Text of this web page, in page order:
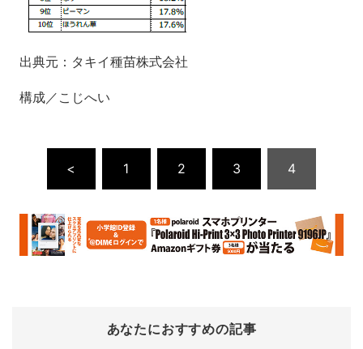
出典元：タキイ種苗株式会社
構成／こじへい
< 1 2 3 4
あなたにおすすめの記事